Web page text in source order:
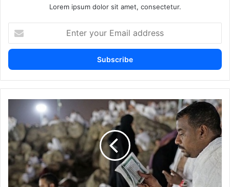
Lorem ipsum dolor sit amet, consectetur.
your
Email
سوريين
من
أجل
السلام
بإدلب